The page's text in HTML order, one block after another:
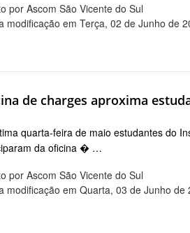
por Ascom São Vicente do Sul
modificação em Terça, 02 de Junho de
de charges aproxima
quarta-feira de maio estudantes do
da oficina � …
por Ascom São Vicente do Sul
modificação em Quarta, 03 de Junho de